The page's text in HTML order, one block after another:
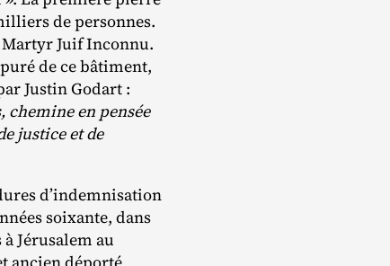
de personnes.
Martyr Juif Inconnu.
de ce bâtiment,
Justin Godart :
en pensée
justice et de
d’indemnisation
soixante, dans
Jérusalem au